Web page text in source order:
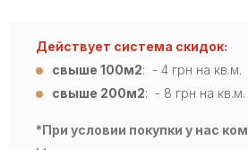
Действует система скидок:
свыше 100м2: - 4 грн на кв.м.
свыше 200м2: - 8 грн на кв.м.
*При условии покупки у нас